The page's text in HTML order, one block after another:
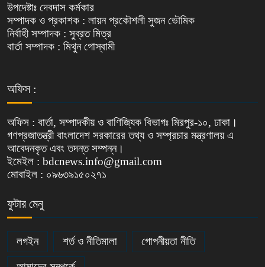
উপদেষ্টাঃ দেবদাস কর্মকার
সম্পাদক ও প্রকাশক : লায়ন প্রকৌশলী সুজন ভৌমিক
নির্বাহী সম্পাদক : সুব্রত মিত্র
বার্তা সম্পাদক : মিথুন গোস্বামী
অফিস :
অফিস : বার্তা, সম্পাদকীয় ও বাণিজ্যিক বিভাগঃ মিরপুর-১০, ঢাকা।
গণপ্রজাতন্ত্রী বাংলাদেশ সরকারের তথ্য ও সম্প্রচার মন্ত্রণালয় এ
আবেদনকৃত এবং তদন্ত সম্পন্ন।
ইমেইল : bdcnews.info@gmail.com
মোবাইল : ০৯৬৩৯১৫০২৭১
ফুটার মেনু
লগইন শর্ত ও নীতিমালা গোপনীয়তা নীতি